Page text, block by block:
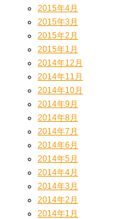
2015年4月
2015年3月
2015年2月
2015年1月
2014年12月
2014年11月
2014年10月
2014年9月
2014年8月
2014年7月
2014年6月
2014年5月
2014年4月
2014年3月
2014年2月
2014年1月